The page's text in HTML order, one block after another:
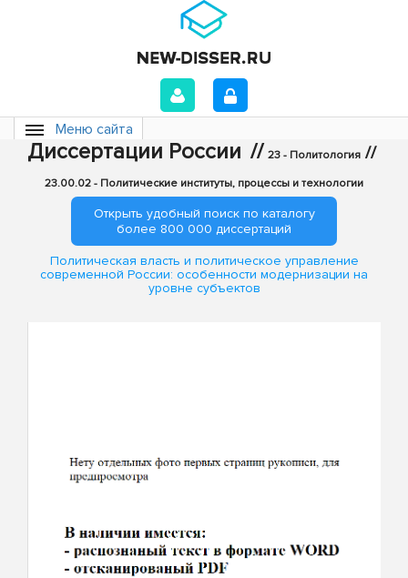
Меню сайта
Диссертации России // 23 - Политология //
23.00.02 - Политические институты, процессы и технологии
Открыть удобный поиск по каталогу
более 800 000 диссертаций
Политическая власть и политическое управление
современной России: особенности модернизации на
уровне субъектов